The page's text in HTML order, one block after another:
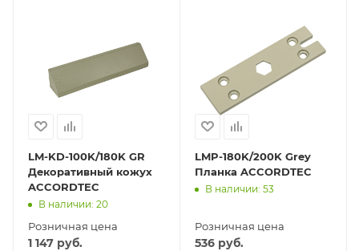
LM-KD-100K/180K GR
Декоративный кожух
ACCORDTEC
В наличии: 20
Розничная цена
1 147 руб.
LMP-180K/200K Grey
Планка ACCORDTEC
В наличии: 53
Розничная цена
536 руб.